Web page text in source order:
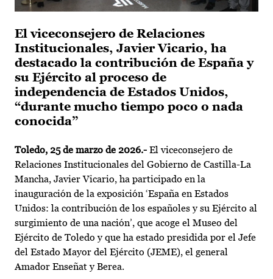
El viceconsejero de Relaciones
Institucionales, Javier Vicario, ha
destacado la contribución de España y
su Ejército al proceso de
independencia de Estados Unidos,
“durante mucho tiempo poco o nada
conocida”
Toledo, 25 de marzo de 2026.- El viceconsejero de
Relaciones Institucionales del Gobierno de Castilla-La
Mancha, Javier Vicario, ha participado en la
inauguración de la exposición ‘España en Estados
Unidos: la contribución de los españoles y su Ejército al
surgimiento de una nación’, que acoge el Museo del
Ejército de Toledo y que ha estado presidida por el Jefe
del Estado Mayor del Ejército (JEME), el general
Amador Enseñat y Berea.